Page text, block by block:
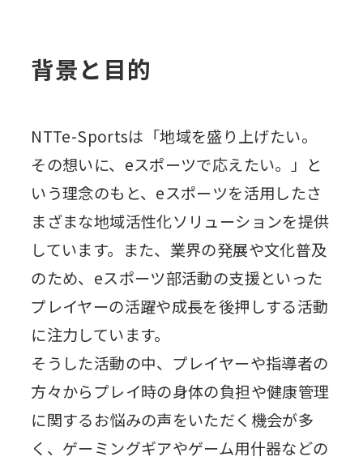
背景と目的
NTTe-Sportsは「地域を盛り上げたい。
その想いに、eスポーツで応えたい。」と
いう理念のもと、eスポーツを活用したさ
まざまな地域活性化ソリューションを提供
しています。また、業界の発展や文化普及
のため、eスポーツ部活動の支援といった
プレイヤーの活躍や成長を後押しする活動
に注力しています。
そうした活動の中、プレイヤーや指導者の
方々からプレイ時の身体の負担や健康管理
に関するお悩みの声をいただく機会が多
く、ゲーミングギアやゲーム用什器などの